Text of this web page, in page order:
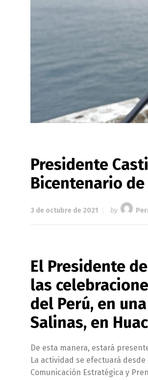
Presidente
Bicentenario
3 de octubre de 2021 by
El Presidente
las
del Perú, en
Salinas, en
De esta manera, estará
La actividad se efectuará
Comunicación Estratégica y